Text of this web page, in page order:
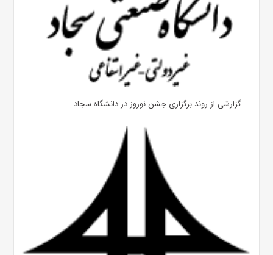
گزارشی از روند برگزاری جشن نوروز در دانشگاه سجاد